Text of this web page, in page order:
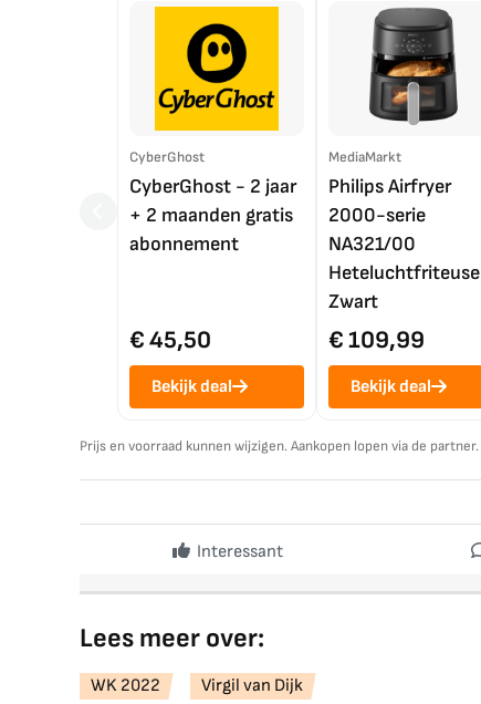
CyberGhost
CyberGhost - 2 jaar
+ 2 maanden gratis
abonnement
€ 45,50
Bekijk deal
MediaMarkt
Philips Airfryer
2000-serie
NA321/00
Heteluchtfriteuse
Zwart
€ 109,99
Bekijk deal
Prijs en voorraad kunnen wijzigen. Aankopen lopen via de partner.
Interessant
Lees meer over:
WK 2022 Virgil van Dijk